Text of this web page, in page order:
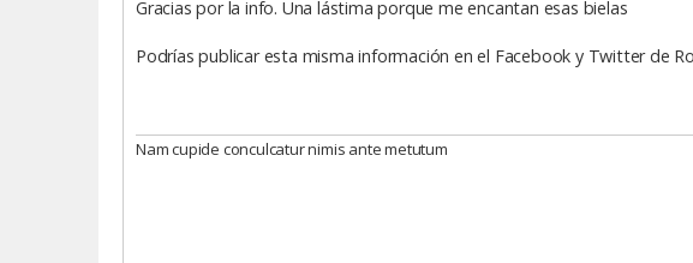
n
j
Gracias por la info. Una lástima porque me encantan esas bielas
Podrías publicar esta misma información en el Facebook y Twitter de
Nam cupide conculcatur nimis ante metutum